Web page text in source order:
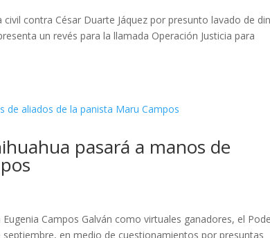
contra César Duarte Jáquez por presunto lavado de
un revés para la llamada Operación Justicia para
pasará a manos de
Campos Galván como virtuales ganadores, el
en medio de cuestionamientos por presuntas